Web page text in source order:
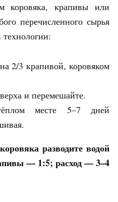
коровяка, крапивы или
перечисленного сырья
технологии:
2/3 крапивой, коровяком
и перемешайте.
месте 5–7 дней
разводите водой
— 1:5; расход — 3–4